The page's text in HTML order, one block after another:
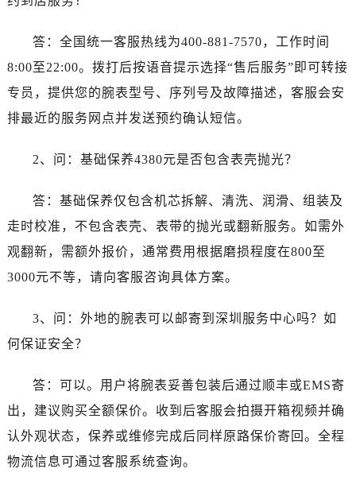
答：全国统一客服热线为400-881-7570，工作时间
8:00至22:00。拨打后按语音提示选择“售后服务”即可转接
专员，提供您的腕表型号、序列号及故障描述，客服会安
排最近的服务网点并发送预约确认短信。
2、问：基础保养4380元是否包含表壳抛光？
答：基础保养仅包含机芯拆解、清洗、润滑、组装及
走时校准，不包含表壳、表带的抛光或翻新服务。如需外
观翻新，需额外报价，通常费用根据磨损程度在800至
3000元不等，请向客服咨询具体方案。
3、问：外地的腕表可以邮寄到深圳服务中心吗？如
何保证安全？
答：可以。用户将腕表妥善包装后通过顺丰或EMS寄
出，建议购买全额保价。收到后客服会拍摄开箱视频并确
认外观状态，保养或维修完成后同样原路保价寄回。全程
物流信息可通过客服系统查询。